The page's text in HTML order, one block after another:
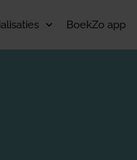
BoekZo app